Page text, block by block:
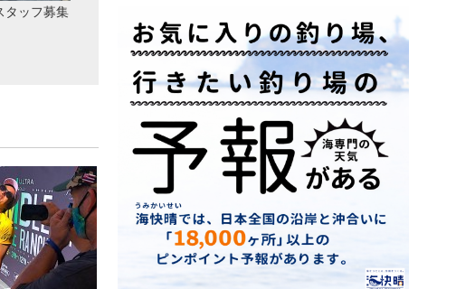
タッフ募集